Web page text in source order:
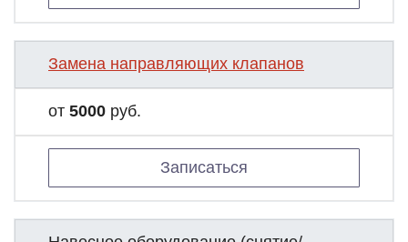
Замена направляющих клапанов
от 5000 руб.
Записаться